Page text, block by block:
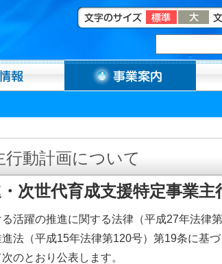
行動計画について
次世代育成支援特定事業主
活躍の推進に関する法律（平成27年法律
法（平成15年法律第120号）第19条に基
のとおり公表します。